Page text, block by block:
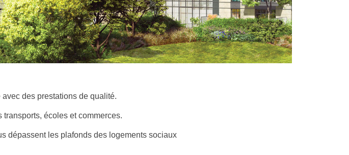
des prestations de qualité.
écoles et commerces.
dépassent les plafonds des logements sociaux